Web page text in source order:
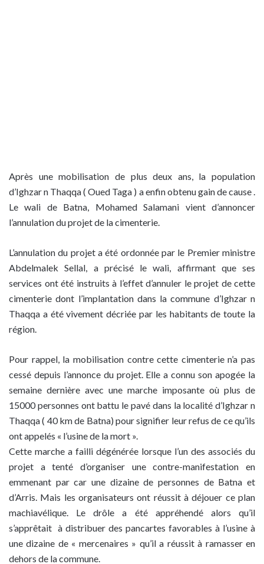
Après une mobilisation de plus deux ans, la population
d’Ighzar n Thaqqa ( Oued Taga ) a enfin obtenu gain de cause .
Le wali de Batna, Mohamed Salamani vient d’annoncer
l’annulation du projet de la cimenterie.
L’annulation du projet a été ordonnée par le Premier ministre
Abdelmalek Sellal, a précisé le wali, affirmant que ses
services ont été instruits à l’effet d’annuler le projet de cette
cimenterie dont l’implantation dans la commune d’Ighzar n
Thaqqa a été vivement décriée par les habitants de toute la
région.
Pour rappel, la mobilisation contre cette cimenterie n’a pas
cessé depuis l’annonce du projet. Elle a connu son apogée la
semaine dernière avec une marche imposante où plus de
15000 personnes ont battu le pavé dans la localité d’Ighzar n
Thaqqa ( 40 km de Batna) pour signifier leur refus de ce qu’ils
ont appelés « l’usine de la mort ».
Cette marche a failli dégénérée lorsque l’un des associés du
projet a tenté d’organiser une contre-manifestation en
emmenant par car une dizaine de personnes de Batna et
d’Arris. Mais les organisateurs ont réussit à déjouer ce plan
machiavélique. Le drôle a été appréhendé alors qu’il
s’apprêtait à distribuer des pancartes favorables à l’usine à
une dizaine de « mercenaires » qu’il a réussit à ramasser en
dehors de la commune.